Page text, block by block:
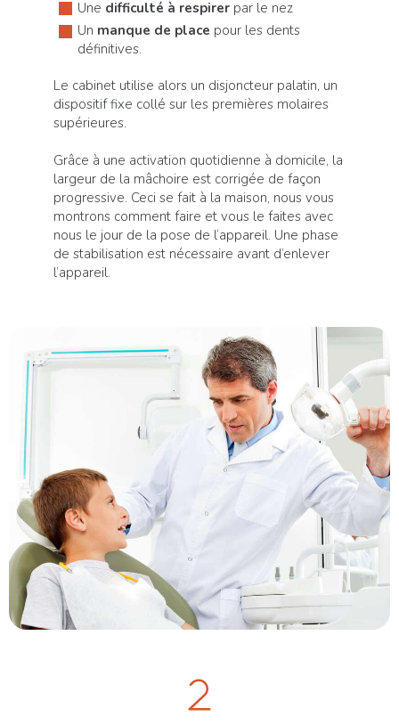
Une difficulté à respirer par le nez
Un manque de place pour les dents
définitives.
Le cabinet utilise alors un disjoncteur palatin, un
dispositif fixe collé sur les premières molaires
supérieures.
Grâce à une activation quotidienne à domicile, la
largeur de la mâchoire est corrigée de façon
progressive. Ceci se fait à la maison, nous vous
montrons comment faire et vous le faites avec
nous le jour de la pose de l‘appareil. Une phase
de stabilisation est nécessaire avant d’enlever
l’appareil.